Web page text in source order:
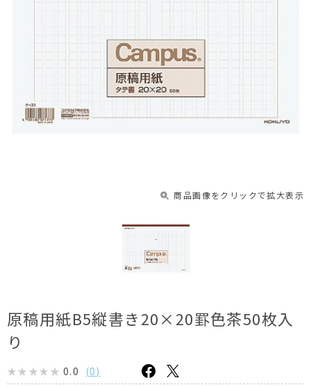
商品画像をクリックで拡大表示
原稿用紙B5縦書き20×20罫色茶50枚入
り
0.0 (0)